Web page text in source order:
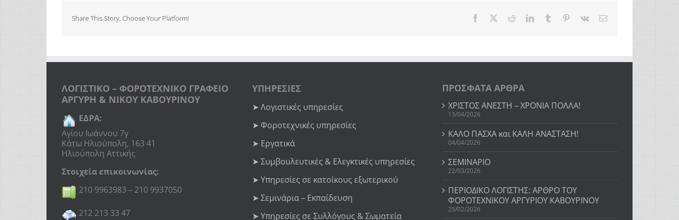
Share This Story, Choose Your Platform! Facebook
TwitterRedditLinkedInTumblr Pinterest
Vk Email
ΛΟΓΙΣΤΙΚΟ – ΦΟΡΟΤΕΧΝΙΚΟ ΓΡΑΦΕΙΟ
ΑΡΓΥΡΗ & ΝΙΚΟΥ ΚΑΒΟΥΡΙΝΟΥ
ΕΔΡΑ:
Αγίου Ιωάννου 7γ
Κάτω Ηλιούπολη, 163 41
Ηλιούπολη Αττικής
Στοιχεία επικοινωνίας:
210 9963983 – 210 9937050
212 213 33 47
ΥΠΗΡΕΣΙΕΣ
➤ Λογιστικές υπηρεσίες
➤ Φοροτεχνικές υπηρεσίες
➤ Εργατικά
➤ Συμβουλευτικές & Ελεγκτικές υπηρεσίες
➤ Υπηρεσίες σε κατοίκους εξωτερικού
➤ Σεμινάρια – Εκπαίδευση
➤ Υπηρεσίες σε Συλλόγους & Σωματεία
ΠΡΟΣΦΑΤΑ ΑΡΘΡΑ
ΧΡΙΣΤΟΣ ΑΝΕΣΤΗ – ΧΡΟΝΙΑ ΠΟΛΛΑ!
13/04/2026
ΚΑΛΟ ΠΑΣΧΑ και ΚΑΛΗ ΑΝΑΣΤΑΣΗ!
04/04/2026
ΣΕΜΙΝΑΡΙΟ
22/03/2026
ΠΕΡΙΟΔΙΚΟ ΛΟΓΙΣΤΗΣ: ΑΡΘΡΟ ΤΟΥ
ΦΟΡΟΤΕΧΝΙΚΟΥ ΑΡΓΥΡΙΟΥ ΚΑΒΟΥΡΙΝΟΥ
25/02/2026